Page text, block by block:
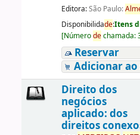
Editora:São Paulo:
Disponibilidade:Itens
[Númerodechamada:
Reservar
Adicionar
Direito dos
negócios
aplicado: dos
direitos